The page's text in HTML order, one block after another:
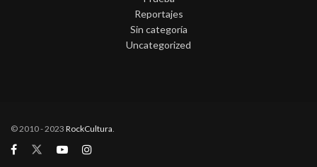
Reportajes
Sin categoría
Uncategorized
© 2010 - 2023 RockCultura.